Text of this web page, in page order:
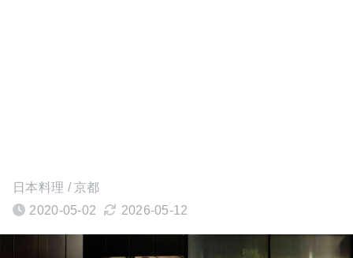
日本料理 / 京都
2020-05-02
2026-05-12